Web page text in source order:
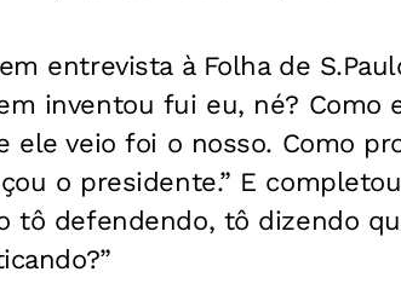
entrevista à Folha de
inventou fui eu, né? Como
ele veio foi o nosso. Como
o presidente.” E
tô defendendo, tô dizendo